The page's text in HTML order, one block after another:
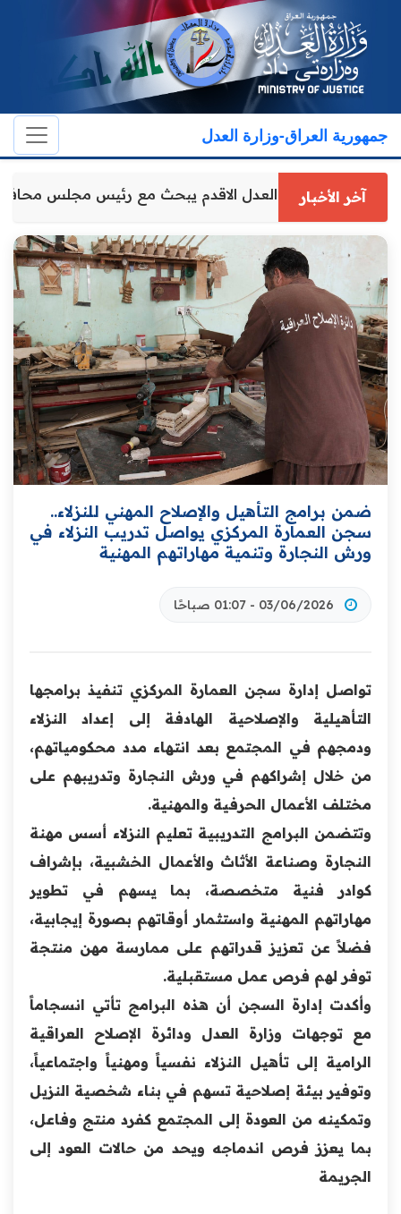
جمهورية العراق-وزارة العدل
آخر الأخباروكيل وزارة العدل الاقدم يبحث مع رئيس مجلس
ضمن برامج التأهيل والإصلاح المهني للنزلاء..
سجن العمارة المركزي يواصل تدريب النزلاء في
ورش النجارة وتنمية مهاراتهم المهنية
03/06/2026 - 01:07 صباحًا
تواصل إدارة سجن العمارة المركزي تنفيذ برامجها
التأهيلية والإصلاحية الهادفة إلى إعداد النزلاء
ودمجهم في المجتمع بعد انتهاء مدد محكومياتهم،
من خلال إشراكهم في ورش النجارة وتدريبهم على
مختلف الأعمال الحرفية والمهنية.
وتتضمن البرامج التدريبية تعليم النزلاء أسس مهنة
النجارة وصناعة الأثاث والأعمال الخشبية، بإشراف
كوادر فنية متخصصة، بما يسهم في تطوير
مهاراتهم المهنية واستثمار أوقاتهم بصورة إيجابية،
فضلاً عن تعزيز قدراتهم على ممارسة مهن منتجة
توفر لهم فرص عمل مستقبلية.
وأكدت إدارة السجن أن هذه البرامج تأتي انسجاماً
مع توجهات وزارة العدل ودائرة الإصلاح العراقية
الرامية إلى تأهيل النزلاء نفسياً ومهنياً واجتماعياً،
وتوفير بيئة إصلاحية تسهم في بناء شخصية النزيل
وتمكينه من العودة إلى المجتمع كفرد منتج وفاعل،
بما يعزز فرص اندماجه ويحد من حالات العود إلى
الجريمة